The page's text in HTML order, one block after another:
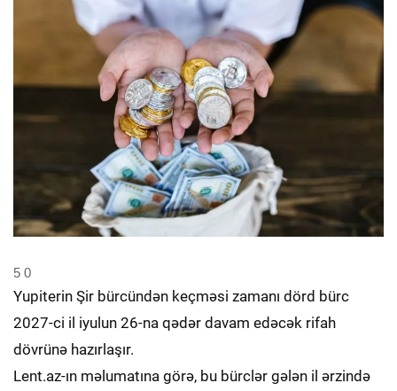
5 0
Yupiterin Şir bürcündən keçməsi zamanı dörd bürc
2027-ci il iyulun 26-na qədər davam edəcək rifah
dövrünə hazırlaşır.
Lent.az-ın məlumatına görə, bu bürclər gələn il ərzində